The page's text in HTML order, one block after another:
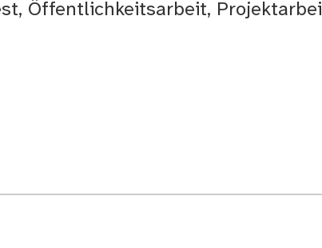
Öffentlichkeitsarbeit,